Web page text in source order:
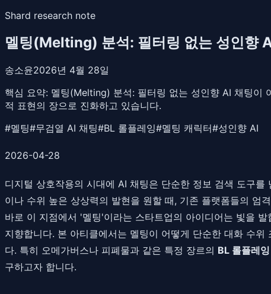
Shard research note
멜팅(Melting) 분석: 필터링 없는 성인향
송소윤2026년 4월 28일
핵심 요약: 멜팅(Melting) 분석: 필터링 없는 성인향 AI 채팅이
적 표현의 장으로 진화하고 있습니다.
#멜팅#무검열 AI 채팅#BL 롤플레잉#멜팅 캐릭터#성인향 AI
2026-04-28
디지털 상호작용의 시대에 AI 채팅은 단순한 정보 검색 도구
이나 수위 높은 상상력의 발현을 원할 때, 기존 플랫폼들의 엄
바로 이 지점에서 '멜팅'이라는 스타트업의 아이디어는 빛을
지향합니다. 본 아티클에서는 멜팅이 어떻게 단순한 대화 수
다. 특히 오메가버스나 피폐물과 같은 특정 장르의 BL 롤플레잉
구하고자 합니다.